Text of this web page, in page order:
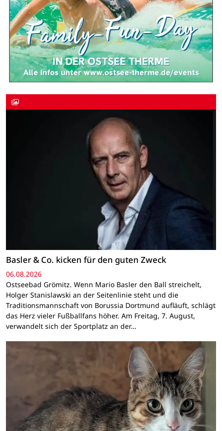
Basler & Co. kicken für den guten Zweck
06.08.2026
Ostseebad Grömitz. Wenn Mario Basler den Ball streichelt,
Holger Stanislawski an der Seitenlinie steht und die
Traditionsmannschaft von Borussia Dortmund aufläuft, schlägt
das Herz vieler Fußballfans höher. Am Freitag, 7. August,
verwandelt sich der Sportplatz an der…